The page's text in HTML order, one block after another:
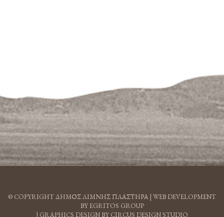
© COPYRIGHT ΔΗΜΟΣ ΛΙΜΝΗΣ ΠΛΑΣΤΗΡΑ | WEB DEVELOPMENT
BY EGRITOS GROUP
| GRAPHICS DESIGN BY CIRCUS DESIGN STUDIO